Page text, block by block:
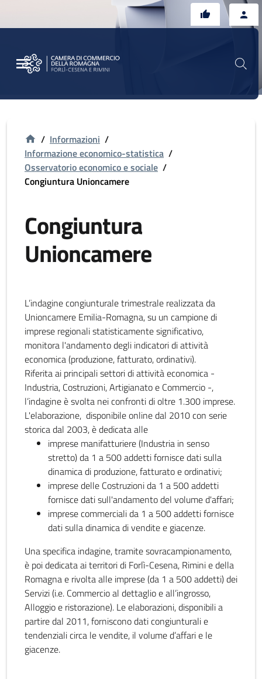
/ Informazioni /
Informazione economico-statistica /
Osservatorio economico e sociale /
Congiuntura Unioncamere
Congiuntura
Unioncamere
L’indagine congiunturale trimestrale realizzata da
Unioncamere Emilia-Romagna, su un campione di
imprese regionali statisticamente significativo,
monitora l'andamento degli indicatori di attività
economica (produzione, fatturato, ordinativi).
Riferita ai principali settori di attività economica -
Industria, Costruzioni, Artigianato e Commercio -,
l’indagine è svolta nei confronti di oltre 1.300 imprese.
L'elaborazione, disponibile online dal 2010 con serie
storica dal 2003, è dedicata alle
imprese manifatturiere (Industria in senso
stretto) da 1 a 500 addetti fornisce dati sulla
dinamica di produzione, fatturato e ordinativi;
imprese delle Costruzioni da 1 a 500 addetti
fornisce dati sull'andamento del volume d'affari;
imprese commerciali da 1 a 500 addetti fornisce
dati sulla dinamica di vendite e giacenze.
Una specifica indagine, tramite sovracampionamento,
è poi dedicata ai territori di Forlì-Cesena, Rimini e della
Romagna e rivolta alle imprese (da 1 a 500 addetti) dei
Servizi (i.e. Commercio al dettaglio e all’ingrosso,
Alloggio e ristorazione). Le elaborazioni, disponibili a
partire dal 2011, forniscono dati congiunturali e
tendenziali circa le vendite, il volume d’affari e le
giacenze.